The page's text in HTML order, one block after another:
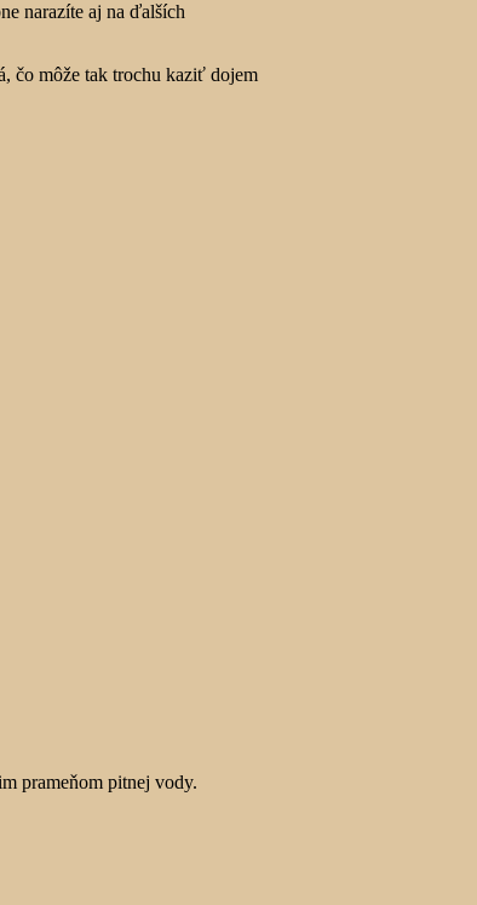
narazíte aj na ďalších
čo môže tak trochu kaziť dojem
prameňom pitnej vody.